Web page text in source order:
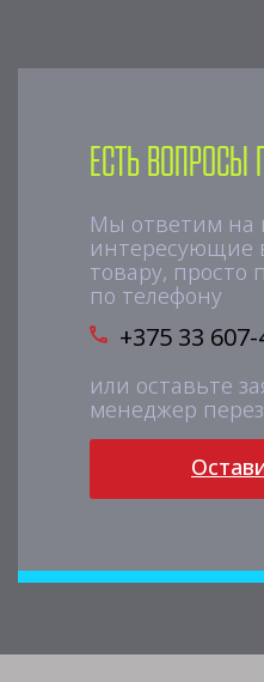
Есть вопросы
Мы ответим на
интересующие
товару, просто
по телефону
+375 33
или оставьте
менеджер